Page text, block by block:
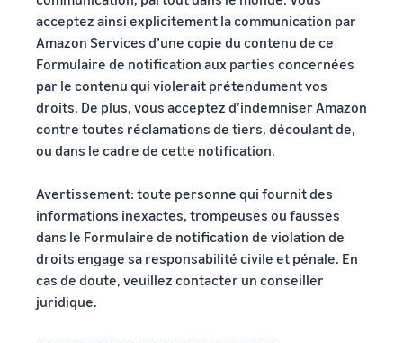
acceptez ainsi explicitement la communication par
Amazon Services d’une copie du contenu de ce
Formulaire de notification aux parties concernées
par le contenu qui violerait prétendument vos
droits. De plus, vous acceptez d’indemniser Amazon
contre toutes réclamations de tiers, découlant de,
ou dans le cadre de cette notification.
Avertissement: toute personne qui fournit des
informations inexactes, trompeuses ou fausses
dans le Formulaire de notification de violation de
droits engage sa responsabilité civile et pénale. En
cas de doute, veuillez contacter un conseiller
juridique.